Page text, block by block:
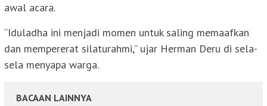
awal acara.
“Iduladha ini menjadi momen untuk saling memaafkan
dan mempererat silaturahmi,” ujar Herman Deru di sela-
sela menyapa warga.
BACAAN LAINNYA